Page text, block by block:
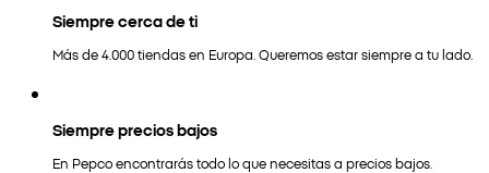
Siempre cerca de ti
Más de 4.000 tiendas en Europa. Queremos estar siempre a tu lado.
Siempre precios bajos
En Pepco encontrarás todo lo que necesitas a precios bajos.